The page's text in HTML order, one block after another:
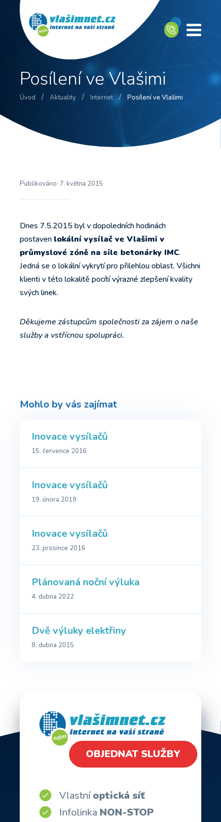
Posílení ve Vlašimi
Úvod / Aktuality / Internet / Posílení ve Vlašimi
Publikováno: 7. května 2015
Dnes 7.5.2015 byl v dopoledních hodinách
postaven lokální vysílač ve Vlašimi v
průmyslové zóně na sile betonárky IMC.
Jedná se o lokální vykrytí pro přilehlou oblast. Všichni
klienti v této lokalitě pocítí výrazné zlepšení kvality
svých linek.
Děkujeme zástupcům společnosti za zájem o naše
služby a vstřícnou spolupráci.
Mohlo by vás zajímat
Inovace vysílačů
15. července 2016
Inovace vysílačů
19. února 2019
Inovace vysílačů
23. prosince 2016
Plánovaná noční výluka
4. dubna 2022
Dvě výluky elektřiny
8. dubna 2015
OBJEDNAT SLUŽBY
Vlastníoptická síť
Infolinka NON-STOP